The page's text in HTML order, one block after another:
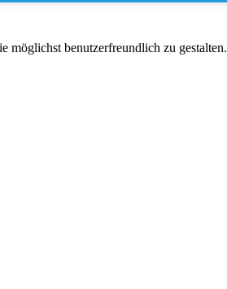
möglichst benutzerfreundlich zu gestalten.